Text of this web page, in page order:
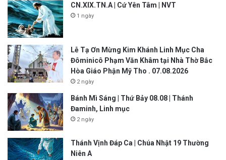
CN.XIX.TN.A | Cứ Yên Tâm | NVT
1 ngày
Lễ Tạ Ơn Mừng Kim Khánh Linh Mục Cha
Đôminicô Phạm Văn Khâm tại Nhà Thờ Bắc
Hòa Giáo Phận Mỹ Tho . 07.08.2026
2 ngày
Bánh Mì Sáng | Thứ Bảy 08.08 | Thánh
Đaminh, Linh mục
2 ngày
Thánh Vịnh Đáp Ca | Chúa Nhật 19 Thường
Niên A